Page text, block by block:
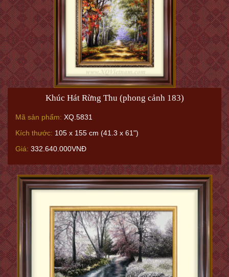
Khúc Hát Rừng Thu (phong cảnh 183)
Mã sản phẩm: XQ.5831
Kích thước: 105 x 155 cm (41.3 x 61")
Giá: 332.640.000VNĐ